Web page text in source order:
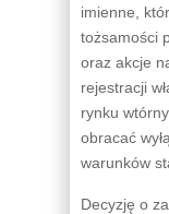
imienne,
tożsamości
oraz akcje
rejestracji
rynku
obracać
warunków
Decyzję o